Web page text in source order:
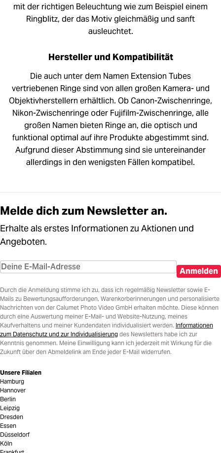
mit der richtigen Beleuchtung wie zum Beispiel einem
Ringblitz, der das Motiv gleichmäßig und sanft
ausleuchtet.
Hersteller und Kompatibilität
Die auch unter dem Namen Extension Tubes
vertriebenen Ringe sind von allen großen Kamera- und
Objektivherstellern erhältlich. Ob Canon-Zwischenringe,
Nikon-Zwischenringe oder Fujifilm-Zwischenringe, alle
großen Namen bieten Ringe an, die optisch und
funktional optimal auf ihre Produkte abgestimmt sind.
Aufgrund dieser Abstimmung sind sie untereinander
allerdings in den wenigsten Fällen kompatibel.
Melde dich zum Newsletter an.
Erhalte als erstes Informationen zu Aktionen und
Angeboten.
Anmelden
Durch die Anmeldung stimme ich zu, dass ich regelmäßig Newsletter sowie E-
Mails zu Bewertungsaufforderungen, Warenkorberinnerungen und personalisierte
Nachrichten von der Calumet Photo Video GmbH erhalten möchte. Diese können
durch eine Auswertung meiner E-Mail- und Website-Nutzung, meines
Kaufverhaltens und meiner Kundendaten individualisiert werden. Informationen
zum Datenschutz und zur Individualisierung des Newsletters habe ich zur
Kenntnis genommen. Meine Einwilligung kann ich jederzeit mit Wirkung für die
Zukunft über den Abmeldelink am Ende jeder E-Mail widerrufen.
Unsere Filialen
Hamburg
Hannover
Berlin
Leipzig
Dresden
Essen
Düsseldorf
Köln